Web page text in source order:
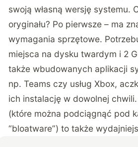
swoją własną wersję systemu.
oryginału? Po pierwsze – ma
wymagania sprzętowe.
miejsca na dysku twardym i 2
także wbudowanych aplikacji
np. Teams czy usług Xbox,
ich instalację w dowolnej
(które można podciągnąć pod
“bloatware”) to także